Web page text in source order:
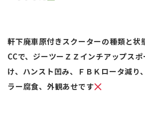
軒下廃車原付きスクーターの種類と状
CCで、ジーツーＺＺインチアップス
け、ハンスト凹み、ＦＢＫロータ減り
ラー腐食、外観あせです